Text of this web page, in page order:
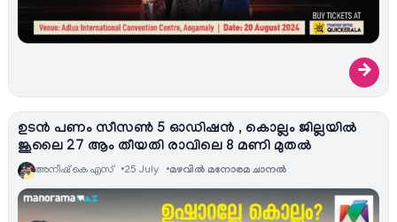
→
ഉടൻ പണം സീസണ്‍ 5 ഓഡിഷൻ , കൊല്ലം ജില്ലയില്‍
ജൂലൈ 27 ആം തീയതി രാവിലെ 8 മണി മുതൽ
അനീഷ്‌ കെ എസ് 25 July മഴവിൽ മനോരമ ചാനല്‍